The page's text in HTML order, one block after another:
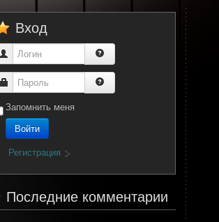
Вход
Логин
Пароль
Запомнить меня
Войти
Регистрация
Последние комментарии